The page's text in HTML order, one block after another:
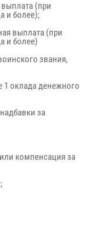
(при
и более);
выплата (при
и более)
звания,
1 оклада денежного
за
компенсация за